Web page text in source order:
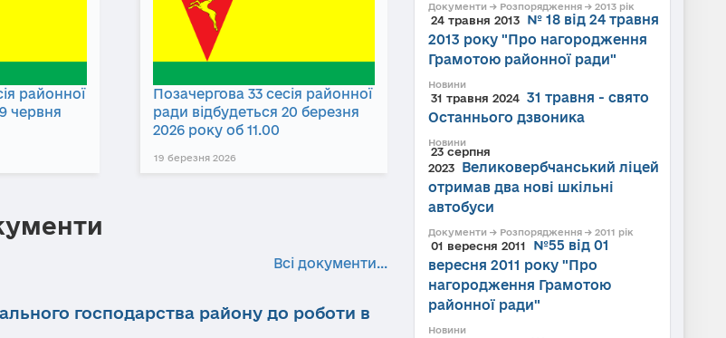
районної
червня
Позачергова 33 сесія районної
ради відбудеться 20 березня
2026 року об 11.00
19 березня 2026
Всі документи...
господарства району до роботи в
Документи → Розпорядження → 2013 рік
24 травня 2013
№ 18 від 24 травня
2013 року "Про нагородження
Грамотою районної ради"
Новини
31 травня 2024
31 травня - свято
Останнього дзвоника
Новини
23 серпня
2023
Великовербчанський ліцей
отримав два нові шкільні
автобуси
Документи → Розпорядження → 2011 рік
01 вересня 2011
№55 від 01
вересня 2011 року "Про
нагородження Грамотою
районної ради"
Новини